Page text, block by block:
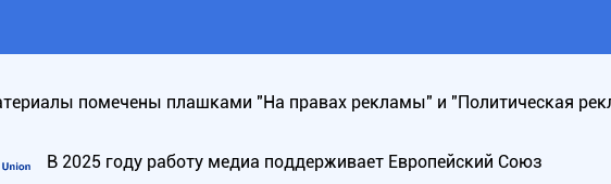
помечены плашками "На правах рекламы" и "Политическая
В 2025 году работу медиа поддерживает Европейский Союз